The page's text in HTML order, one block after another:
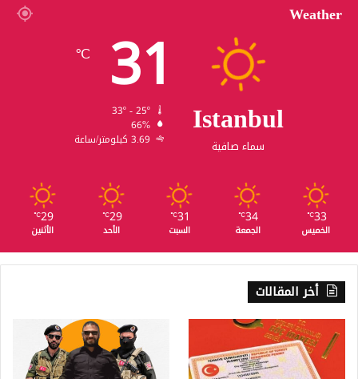
Weather
Istanbul
سماء صافية
31
℃
66%
3.69 كيلومتر/ساعة
33
℃
الخميس
34
℃
الجمعة
31
℃
السبت
29
℃
الأحد
29
℃
الأثنين
أخر المقالات